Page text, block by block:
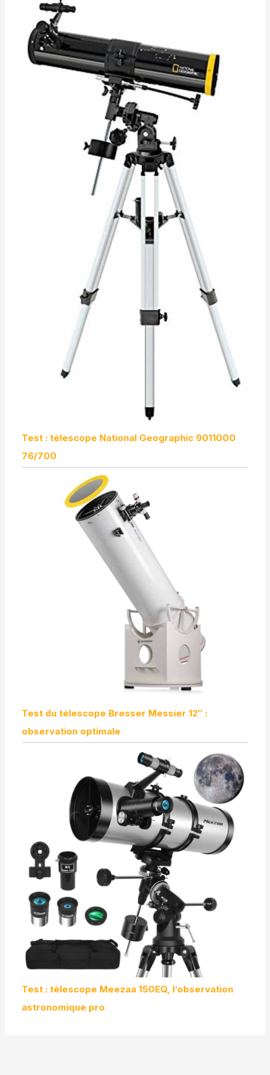
Test : télescope National Geographic 9011000
76/700
Test du télescope Bresser Messier 12″ :
observation optimale
Test : télescope Meezaa 150EQ, l’observation
astronomique pro